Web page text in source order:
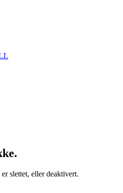
slettet, eller deaktivert.